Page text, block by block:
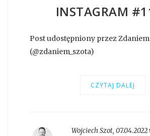
INSTAGRAM
Post udostępniony przez
(@zdaniem_szota)
CZYTAJ DALEJ
Wojciech Szot,